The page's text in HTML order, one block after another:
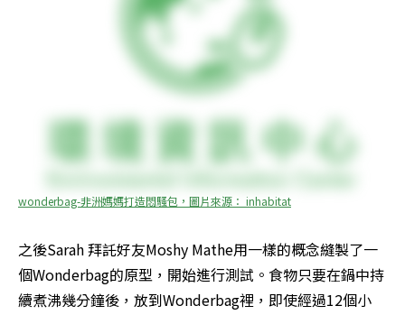
wonderbag-非洲媽媽打造悶騷包，圖片來源： inhabitat
之後Sarah 拜託好友Moshy Mathe用一樣的概念縫製了一
個Wonderbag的原型，開始進行測試。食物只要在鍋中持
續煮沸幾分鐘後，放到Wonderbag裡，即使經過12個小